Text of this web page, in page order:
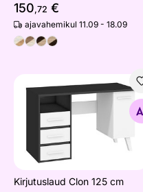
150,72 €
ajavahemikul 11.09 - 18.09
Kirjutuslaud Clon 125 cm
Otsi sarnaseid
Kirjutuslaud Clon 125 cm